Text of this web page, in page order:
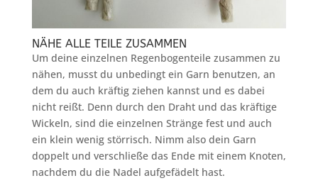
NÄHE ALLE TEILE ZUSAMMEN
Um deine einzelnen Regenbogenteile zusammen zu
nähen, musst du unbedingt ein Garn benutzen, an
dem du auch kräftig ziehen kannst und es dabei
nicht reißt. Denn durch den Draht und das kräftige
Wickeln, sind die einzelnen Stränge fest und auch
ein klein wenig störrisch. Nimm also dein Garn
doppelt und verschließe das Ende mit einem Knoten,
nachdem du die Nadel aufgefädelt hast.